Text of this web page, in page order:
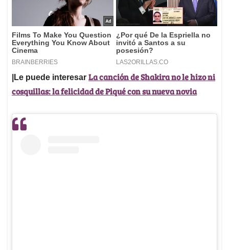
|Le puede interesar La canción de Shakira no le hizo ni
cosquillas: la felicidad de Piqué con su nueva novia